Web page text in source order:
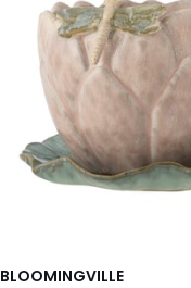
BLOOMINGVILLE